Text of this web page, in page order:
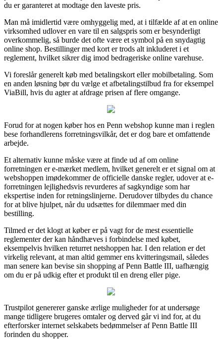
du er garanteret at modtage den laveste pris.
Man må imidlertid være omhyggelig med, at i tilfælde af at en online
virksomhed udlover en vare til en salgspris som er besynderligt
overkommelig, så burde det ofte være et symbol på en snydagtig
online shop. Bestillinger med kort er trods alt inkluderet i et
reglement, hvilket sikrer dig imod bedrageriske online varehuse.
Vi foreslår generelt køb med betalingskort eller mobilbetaling. Som
en anden løsning bør du vælge et afbetalingstilbud fra for eksempel
ViaBill, hvis du agter at afdrage prisen af flere omgange.
Forud for at nogen køber hos en Penn webshop kunne man i reglen
bese forhandlerens forretningsvilkår, det er dog bare et omfattende
arbejde.
Et alternativ kunne måske være at finde ud af om online
forretningen er e-mærket medlem, hvilket generelt er et signal om at
webshoppen imødekommer de officielle danske regler, udover at e-
forretningen lejlighedsvis revurderes af sagkyndige som har
ekspertise inden for retningslinjerne. Derudover tilbydes du chance
for at blive hjulpet, når du udsættes for dilemmaer med din
bestilling.
Tilmed er det klogt at køber er på vagt for de mest essentielle
reglementer der kan håndhæves i forbindelse med købet,
eksempelvis hvilken returret netshoppen har. I den relation er det
virkelig relevant, at man altid gemmer ens kvitteringsmail, således
man senere kan bevise sin shopping af Penn Battle III, uafhængig
om du er på udkig efter et produkt til en dreng eller pige.
Trustpilot genererer ganske ærlige muligheder for at undersøge
mange tidligere brugeres omtaler og derved går vi ind for, at du
efterforsker internet selskabets bedømmelser af Penn Battle III
forinden du shopper.